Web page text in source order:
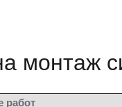
монтаж
работ